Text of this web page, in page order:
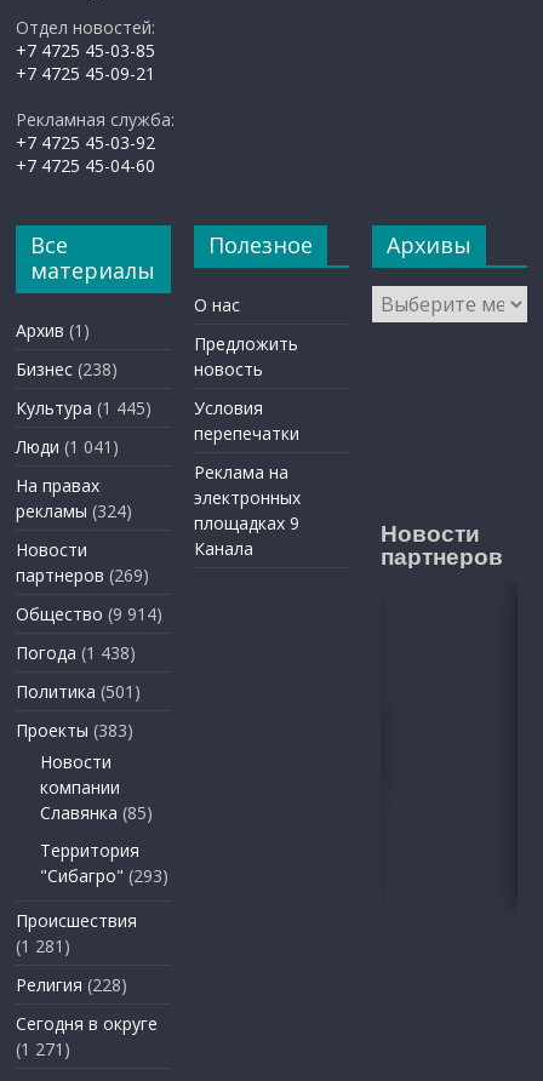
Отдел новостей:
+7 4725 45-03-85
+7 4725 45-09-21
Рекламная служба:
+7 4725 45-03-92
+7 4725 45-04-60
Все
материалы
Архив (1)
Бизнес (238)
Культура (1 445)
Люди (1 041)
На правах
рекламы (324)
Новости
партнеров (269)
Общество (9 914)
Погода (1 438)
Политика (501)
Проекты (383)
Новости
компании
Славянка (85)
Территория
"Сибагро" (293)
Происшествия
(1 281)
Религия (228)
Сегодня в округе
(1 271)
Полезное
О нас
Предложить
новость
Условия
перепечатки
Реклама на
электронных
площадках 9
Канала
Архивы
Архивы
Новости
партнеров